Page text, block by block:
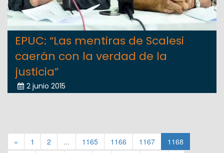
EPUC: “Las mentiras de Scalesi
caerán con la verdad de la
justicia”
2 junio 2015
« 1 2 ... 1165 1166 1167
1168